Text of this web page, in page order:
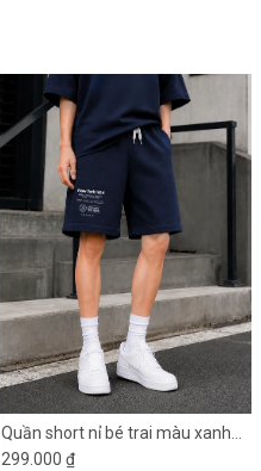
Quần short nỉ bé trai màu xanh
đen NY1624
299.000 ₫